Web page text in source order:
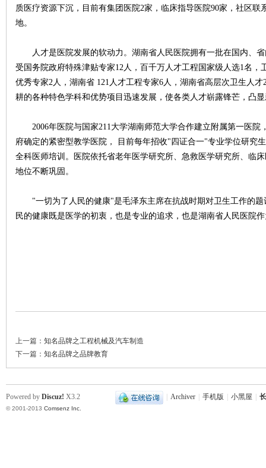
质医疗资源下沉，目前有集团医院2家，临床指导医院90家，社区联
地。
人才是医院发展的软动力。湖南省人民医院拥有一批在国内、省
受国务院政府特殊津贴专家12人，百千万人才工程国家级人选1名
优秀专家2人，湖南省 121人才工程专家6人，湖南省高层次卫生人
耕的各种特色学科和优势项目迅速发展，使各类人才崭露锋芒，凸
2006年医院与国家211大学湖南师范大学合作建立附属第一医院
府确定的紧密型教学医院， 目前每年招收"四证合一"专业学位研究
全科医师培训。医院依托省老年医学研究所、急救医学研究所、临
地位不断巩固。
"一切为了人民的健康"是毛泽东主席在抗战时期对卫生工作的题
民的健康既是医学的初衷，也是专业的追求，也是湖南省人民医院
上一篇： 知名品牌之工程机械及汽车制造
下一篇： 知名品牌之品牌教育
Archiver 手机版 小黑屋
Powered by Discuz! X3.2
© 2001-2013 Comsenz Inc.